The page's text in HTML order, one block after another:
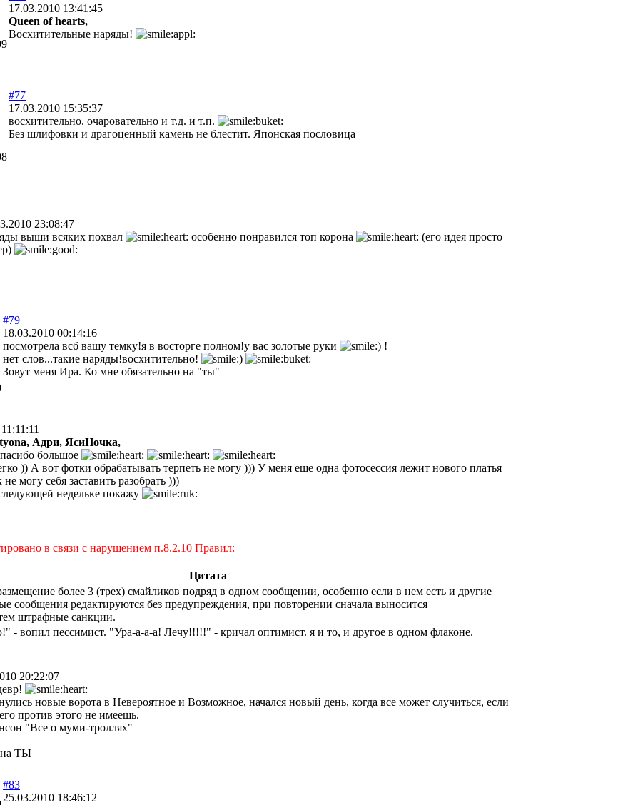
17.03.2010 13:41:45
Queen of hearts,
Восхитительные наряды!
#77
17.03.2010 15:35:37
восхитительно. очаровательно и т.д. и т.п.
Без шлифовки и драгоценный камень не блестит. Японская пословица
23:08:47
выши всяких похвал
особенно понравился топ корона
(его идея просто
#79
18.03.2010 00:14:16
посмотрела всб вашу темку!я в восторге полном!у вас золотые руки
!
нет слов...такие наряды!восхитительно!
Зовут меня Ира. Ко мне обязательно на "ты"
Адри, ЯсиНочка,
большое
)) А вот фотки обрабатывать терпеть не могу ))) У меня еще одна фотосессия лежит нового платья
могу себя заставить разобрать )))
недельке покажу
в связи с нарушением п.8.2.10 Правил:
Цитата
более 3 (трех) смайликов подряд в одном сообщении, особенно если в нем есть и другие
сообщения редактируются без предупреждения, при повторении сначала выносится
штрафные санкции.
- вопил пессимист. "Ура-а-а-а! Лечу!!!!!" - кричал оптимист. я и то, и другое в одном флаконе.
20:22:07
новые ворота в Невероятное и Возможное, начался новый день, когда все может случиться, если
против этого не имеешь.
"Все о муми-троллях"
на ТЫ
#83
25.03.2010 18:46:12